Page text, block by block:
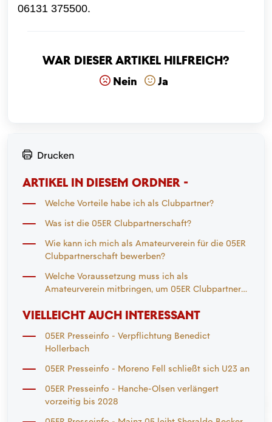
06131 375500.
War dieser Artikel hilfreich?
Nein Ja
Drucken
ARTIKEL IN DIESEM ORDNER -
Welche Vorteile habe ich als Clubpartner?
Was ist die 05ER Clubpartnerschaft?
Wie kann ich mich als Amateurverein für die 05ER
Clubpartnerschaft bewerben?
Welche Voraussetzung muss ich als
Amateurverein mitbringen, um 05ER Clubpartner
VIELLEICHT AUCH INTERESSANT
05ER Presseinfo - Verpflichtung Benedict
Hollerbach
05ER Presseinfo - Moreno Fell schließt sich U23 an
05ER Presseinfo - Hanche-Olsen verlängert
vorzeitig bis 2028